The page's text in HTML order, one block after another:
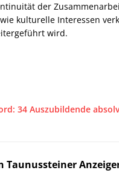
der
kulturelle Interessen
wird.
34 Auszubildende
Taunussteiner